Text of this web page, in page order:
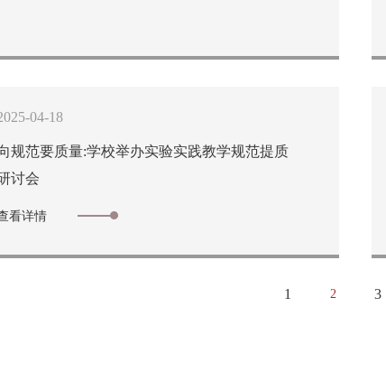
04-18
规范要质量:学校举办实验实践教学规范提质
讨会
看详情
1 2 3